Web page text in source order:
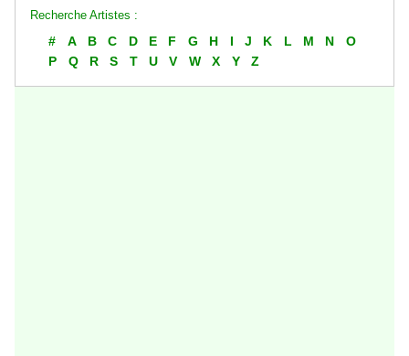
Recherche Artistes :
# A B C D E F G H I J K L M N
O
P
Q R S T U V W X Y Z